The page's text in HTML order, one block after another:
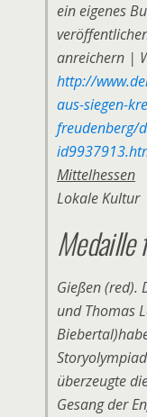
ein eigenes
anreichern |
http://
aus-siegen-
freudenberg/
Mittelhessen
Lokale Kultur
Medaille
Gießen (red).
und Thomas
überzeugte
Gesang der